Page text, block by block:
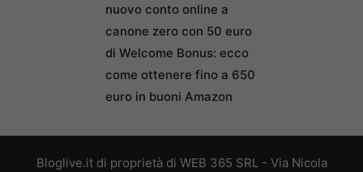
nuovo conto online a
canone zero con 50 euro
di Welcome Bonus: ecco
come ottenere fino a 650
euro in buoni Amazon
Bloglive.it di proprietà di WEB 365 SRL - Via Nicola